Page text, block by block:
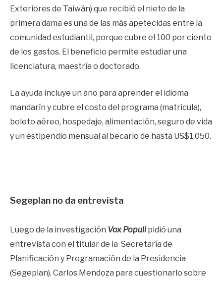
Exteriores de Taiwán) que recibió el nieto de la
primera dama es una de las más apetecidas entre la
comunidad estudiantil, porque cubre el 100 por ciento
de los gastos. El beneficio permite estudiar una
licenciatura, maestría o doctorado.
La ayuda incluye un año para aprender el idioma
mandarín y cubre el costo del programa (matrícula),
boleto aéreo, hospedaje, alimentación, seguro de vida
y un estipendio mensual al becario de hasta US$1,050.
Segeplan no da entrevista
Luego de la investigación Vox Populipidió una
entrevista con el titular de la Secretaría de
Planificación y Programación de la Presidencia
(Segeplan), Carlos Mendoza para cuestionarlo sobre